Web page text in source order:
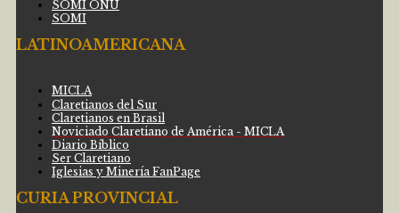
SOMI ONU
SOMI
LATINOAMERICANA
MICLA
Claretianos del Sur
Claretianos en Brasil
Noviciado Claretiano de América - MICLA
Diario Bíblico
Ser Claretiano
Iglesias y Minería FanPage
CURIA PROVINCIAL